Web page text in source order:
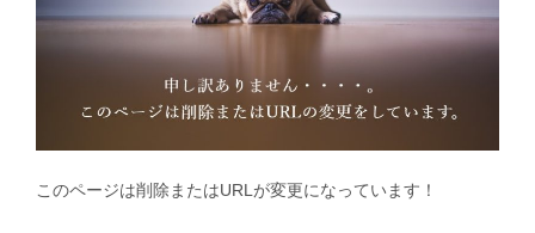
このページは削除またはURLが変更になっています！